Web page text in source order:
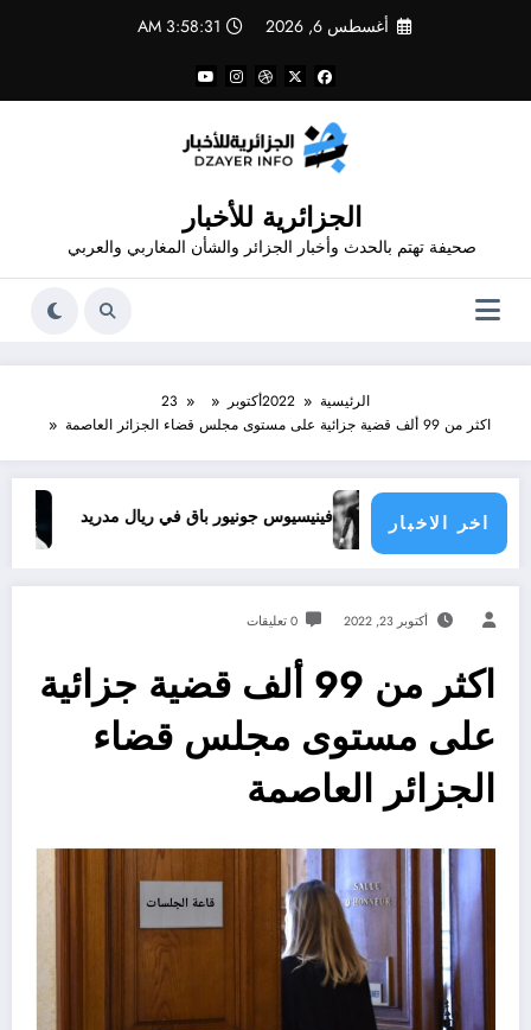
أغسطس 6, 2026 3:58:31 AM
الجزائرية للأخبار
صحيفة تهتم بالحدث وأخبار الجزائر والشأن المغاربي والعربي
الرئيسية 2022أكتوبر
23
اكثر من 99 ألف قضية جزائية على مستوى مجلس قضاء الجزائر العاصمة
اخر الاخباريحدث فينيسيوس جونيور باق في ريال مدريد تجديد
أكتوبر 23, 2022 0 تعليقات
اكثر من 99 ألف قضية جزائية
على مستوى مجلس قضاء
الجزائر العاصمة